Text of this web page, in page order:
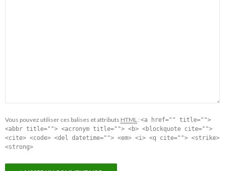
Vous pouvez utiliser ces balises et attributs HTML : <a href="" title="">
<abbr title=""> <acronym title=""> <b> <blockquote cite="">
<cite> <code> <del datetime=""> <em> <i> <q cite=""> <strike>
<strong>